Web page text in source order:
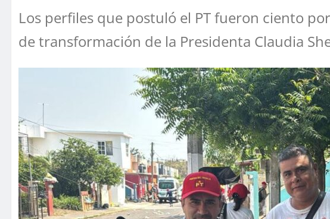
Los perfiles que postuló el PT fueron ciento
de transformación de la Presidenta Claudia